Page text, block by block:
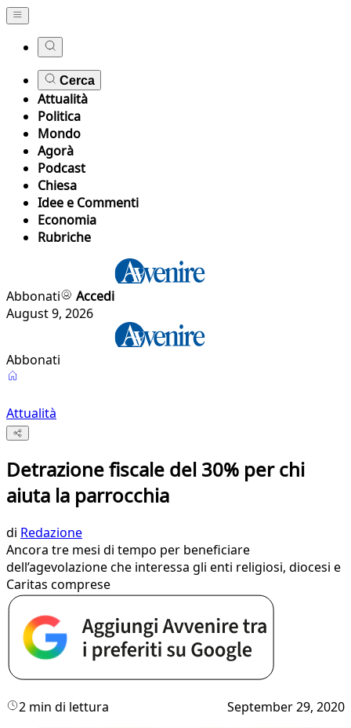
Cerca
Attualità
Politica
Mondo
Agorà
Podcast
Chiesa
Idee e Commenti
Economia
Rubriche
Abbonati
Accedi
August 9, 2026
Abbonati
Attualità
Detrazione fiscale del 30% per chi
aiuta la parrocchia
di Redazione
Ancora tre mesi di tempo per beneficiare
dell’agevolazione che interessa gli enti religiosi, diocesi e
Caritas comprese
2 min di lettura September 29, 2020